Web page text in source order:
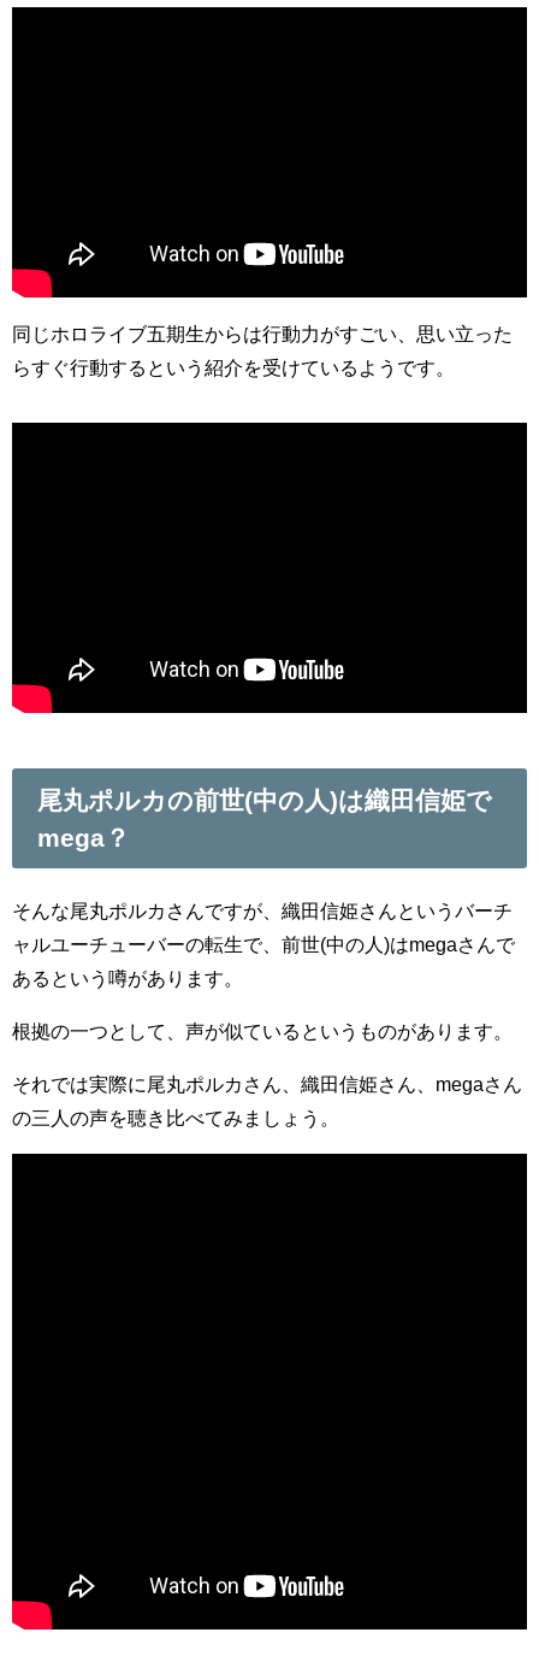
同じホロライブ五期生からは行動力がすごい、思い立った
らすぐ行動するという紹介を受けているようです。
尾丸ポルカの前世(中の人)は織田信姫で
mega？
そんな尾丸ポルカさんですが、織田信姫さんというバーチ
ャルユーチューバーの転生で、前世(中の人)はmegaさんで
あるという噂があります。
根拠の一つとして、声が似ているというものがあります。
それでは実際に尾丸ポルカさん、織田信姫さん、megaさん
の三人の声を聴き比べてみましょう。